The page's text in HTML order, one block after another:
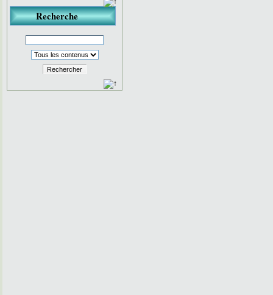
Recherche
Rechercher